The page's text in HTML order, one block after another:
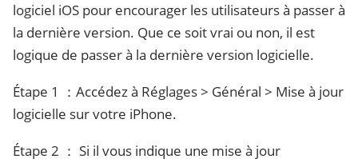
logiciel iOS pour encourager les utilisateurs à passer à
la dernière version. Que ce soit vrai ou non, il est
logique de passer à la dernière version logicielle.
Étape 1 ：Accédez à Réglages > Général > Mise à jour
logicielle sur votre iPhone.
Étape 2 ： Si il vous indique une mise à jour